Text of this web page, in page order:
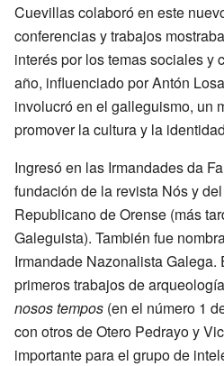
Cuevillas colaboró en este
conferencias y trabajos
interés por los temas sociales y
año, influenciado por Antón
involucró en el galleguismo, un
promover la cultura y la
Ingresó en las Irmandades da
fundación de la revista Nós y
Republicano de Orense (más
Galeguista). También fue
Irmandade Nazonalista Galega.
primeros trabajos de
nosos tempos (en el número 1
con otros de Otero Pedrayo y
importante para el grupo de